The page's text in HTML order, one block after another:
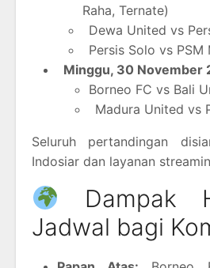
Raha, Ternate)
Dewa United vs
Persis Solo vs PSM
Minggu, 30 November
Borneo FC vs Bali
Madura United vs
Seluruh pertandingan
Indosiar dan layanan
Dampak
Jadwal bagi